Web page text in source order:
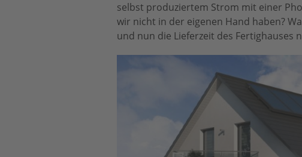
selbst produziertem Strom mit einer
wir nicht in der eigenen Hand haben?
und nun die Lieferzeit des Fertighauses